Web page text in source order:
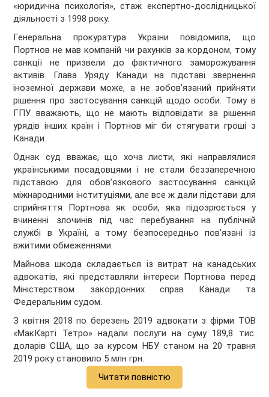
«юридична психологія», стаж експертно-дослідницької
діяльності з 1998 року.
Генеральна прокуратура України повідомила, що
Портнов не мав компаній чи рахунків за кордоном, тому
санкції не призвели до фактичного заморожування
активів. Глава Уряду Канади на підставі звернення
іноземної держави може, а не зобов’язаний прийняти
рішення про застосування санкцій щодо особи. Тому в
ГПУ вважають, що не мають відповідати за рішення
урядів інших країн і Портнов міг би стягувати гроші з
Канади.
Однак суд вважає, що хоча листи, які направлялися
українськими посадовцями і не стали беззаперечною
підставою для обов’язкового застосування санкцій
міжнародними інституціями, але все ж дали підстави для
сприйняття Портнова як особи, яка підозрюється у
вчиненні злочинів під час перебування на публічній
службі в Україні, а тому безпосередньо пов’язані із
вжитими обмеженнями.
Майнова шкода складається із витрат на канадських
адвокатів, які представляли інтереси Портнова перед
Міністерством закордонних справ Канади та
Федеральним судом.
З квітня 2018 по березень 2019 адвокати з фірми ТОВ
«МакКарті Тетро» надали послуги на суму 189,8 тис.
доларів США, що за курсом НБУ станом на 20 травня
2019 року становило 5 млн грн.
Читати повністю